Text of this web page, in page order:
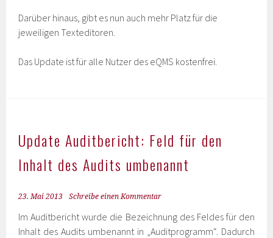
Darüber hinaus, gibt es nun auch mehr Platz für die
jeweiligen Texteditoren.
Das Update ist für alle Nutzer des eQMS kostenfrei.
Update Auditbericht: Feld für den
Inhalt des Audits umbenannt
23. Mai 2013 Schreibe einen Kommentar
Im Auditbericht wurde die Bezeichnung des Feldes für den
Inhalt des Audits umbenannt in „Auditprogramm“. Dadurch